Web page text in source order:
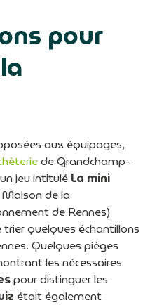
pour
aux équipages,
de Grandchamp-
jeu intitulé La mini
de la
de Rennes)
quelques échantillons
Quelques pièges
les nécessaires
pour distinguer les
était également